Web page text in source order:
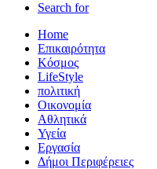
Search for
Home
Επικαιρότητα
Κόσμος
LifeStyle
πολιτική
Οικονομία
Αθλητικά
Υγεία
Εργασία
Δήμοι Περιφέρειες